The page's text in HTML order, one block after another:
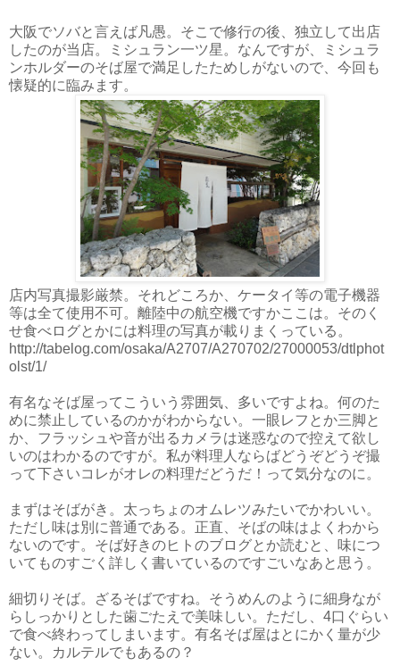
大阪でソバと言えば凡愚。そこで修行の後、独立して出店
したのが当店。ミシュラン一ツ星。なんですが、ミシュラ
ンホルダーのそば屋で満足したためしがないので、今回も
懐疑的に臨みます。
店内写真撮影厳禁。それどころか、ケータイ等の電子機器
等は全て使用不可。離陸中の航空機ですかここは。そのく
せ食べログとかには料理の写真が載りまくっている。
http://tabelog.com/osaka/A2707/A270702/27000053/dtlphot
olst/1/
有名なそば屋ってこういう雰囲気、多いですよね。何のた
めに禁止しているのかがわからない。一眼レフとか三脚と
か、フラッシュや音が出るカメラは迷惑なので控えて欲し
いのはわかるのですが。私が料理人ならばどうぞどうぞ撮
って下さいコレがオレの料理だどうだ！って気分なのに。
まずはそばがき。太っちょのオムレツみたいでかわいい。
ただし味は別に普通である。正直、そばの味はよくわから
ないのです。そば好きのヒトのブログとか読むと、味につ
いてものすごく詳しく書いているのですごいなあと思う。
細切りそば。ざるそばですね。そうめんのように細身なが
らしっかりとした歯ごたえで美味しい。ただし、4口ぐらい
で食べ終わってしまいます。有名そば屋はとにかく量が少
ない。カルテルでもあるの？